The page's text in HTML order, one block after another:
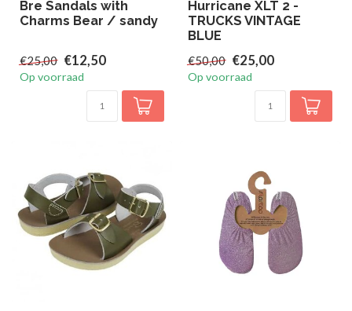
Bre Sandals with
Charms Bear / sandy
€25,00 €12,50
Op voorraad
Hurricane XLT 2 -
TRUCKS VINTAGE
BLUE
€50,00 €25,00
Op voorraad